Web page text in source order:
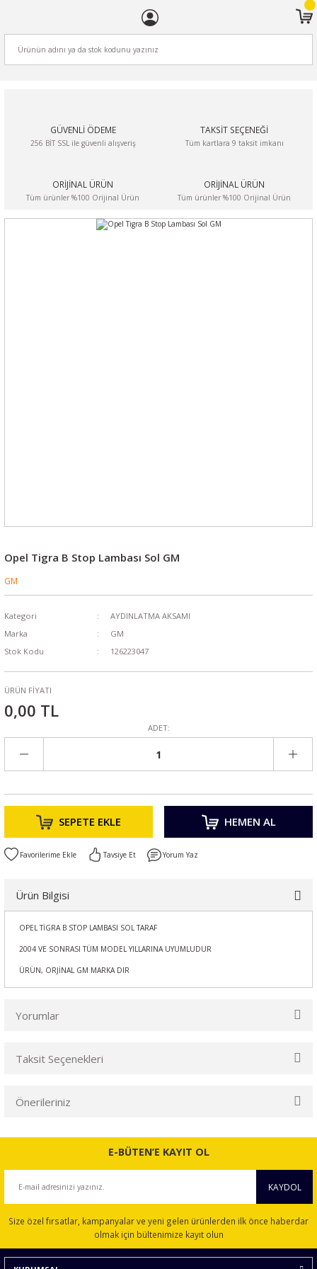
GÜVENLİ ÖDEME
256 BİT SSL ile güvenli alışveriş
TAKSİT SEÇENEĞİ
Tüm kartlara 9 taksit imkanı
ORİJİNAL ÜRÜN
Tüm ürünler %100 Orijinal Ürün
ORİJİNAL ÜRÜN
Tüm ürünler %100 Orijinal Ürün
Opel Tigra B Stop Lambası Sol GM
GM
Kategori
AYDINLATMA AKSAMI
Marka
GM
Stok Kodu
126223047
ÜRÜN FİYATI
0,00 TL
ADET:
SEPETE EKLE HEMEN AL
Tavsiye Et Yorum Yaz
Ürün Bilgisi
OPEL TİGRA B STOP LAMBASI SOL TARAF
2004 VE SONRASI TÜM MODEL YILLARINA UYUMLUDUR
ÜRÜN, ORJİNAL GM MARKA DIR
Yorumlar
Taksit Seçenekleri
Önerileriniz
Bu ürünün fiyat bilgisi, resim, ürün açıklamalarında ve diğer
konularda yetersiz gördüğünüz noktaları öneri formunu
Ürün açıklamasında eksik bilgiler bulunuyor.
Ürün bilgilerinde hatalar bulunuyor.
E-BÜTEN’E KAYIT OL
KAYDOL
Size özel fırsatlar, kampanyalar ve yeni gelen ürünlerden ilk önce haberdar
olmak için bültenimize kayıt olun